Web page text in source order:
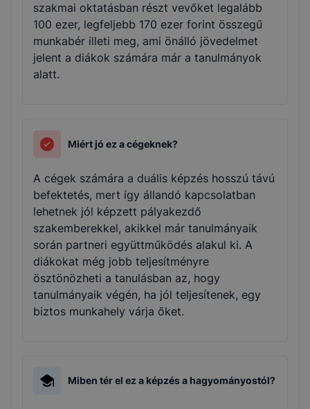
szakmai oktatásban részt vevőket legalább
100 ezer, legfeljebb 170 ezer forint összegű
munkabér illeti meg, ami önálló jövedelmet
jelent a diákok számára már a tanulmányok
alatt.
Miért jó ez a cégeknek?
A cégek számára a duális képzés hosszú távú
befektetés, mert így állandó kapcsolatban
lehetnek jól képzett pályakezdő
szakemberekkel, akikkel már tanulmányaik
során partneri együttműködés alakul ki. A
diákokat még jobb teljesítményre
ösztönözheti a tanulásban az, hogy
tanulmányaik végén, ha jól teljesítenek, egy
biztos munkahely várja őket.
Miben tér el ez a képzés a hagyományostól?